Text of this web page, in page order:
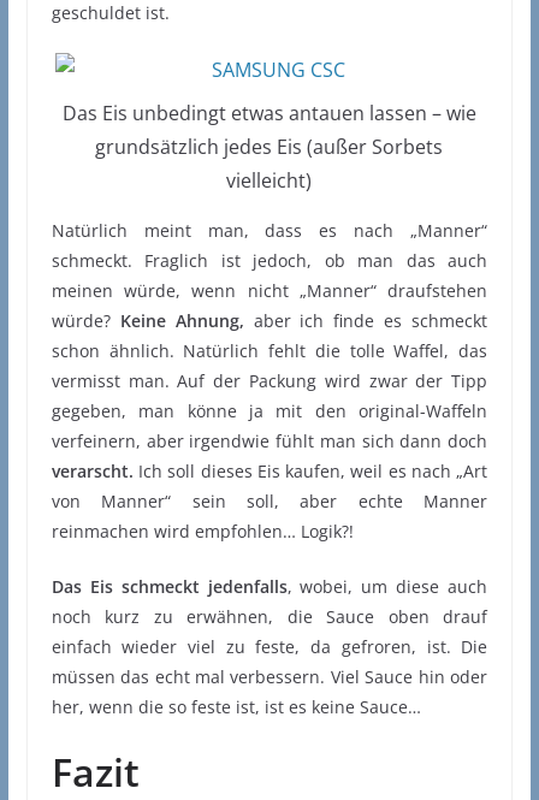
geschuldet ist.
Das Eis unbedingt etwas antauen lassen – wie
grundsätzlich jedes Eis (außer Sorbets
vielleicht)
Natürlich meint man, dass es nach „Manner“
schmeckt. Fraglich ist jedoch, ob man das auch
meinen würde, wenn nicht „Manner“ draufstehen
würde? Keine Ahnung, aber ich finde es schmeckt
schon ähnlich. Natürlich fehlt die tolle Waffel, das
vermisst man. Auf der Packung wird zwar der Tipp
gegeben, man könne ja mit den original-Waffeln
verfeinern, aber irgendwie fühlt man sich dann doch
verarscht. Ich soll dieses Eis kaufen, weil es nach „Art
von Manner“ sein soll, aber echte Manner
reinmachen wird empfohlen… Logik?!
Das Eis schmeckt jedenfalls, wobei, um diese auch
noch kurz zu erwähnen, die Sauce oben drauf
einfach wieder viel zu feste, da gefroren, ist. Die
müssen das echt mal verbessern. Viel Sauce hin oder
her, wenn die so feste ist, ist es keine Sauce…
Fazit